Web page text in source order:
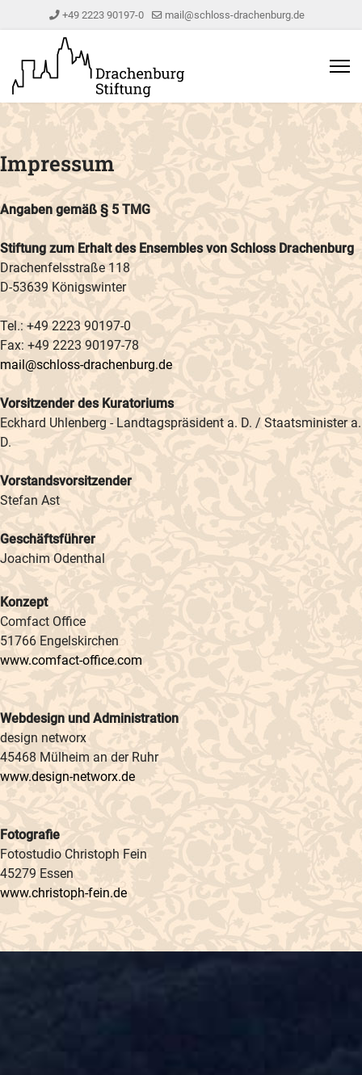
+49 2223 90197-0 mail@schloss-drachenburg.de
Impressum
Angaben gemäß § 5 TMG
Stiftung zum Erhalt des Ensembles von Schloss Drachenburg
Drachenfelsstraße 118
D-53639 Königswinter
Tel.: +49 2223 90197-0
Fax: +49 2223 90197-78
mail@schloss-drachenburg.de
Vorsitzender des Kuratoriums
Eckhard Uhlenberg - Landtagspräsident a. D. / Staatsminister a.
D.
Vorstandsvorsitzender
Stefan Ast
Geschäftsführer
Joachim Odenthal
Konzept
Comfact Office
51766 Engelskirchen
www.comfact-office.com
Webdesign und Administration
design networx
45468 Mülheim an der Ruhr
www.design-networx.de
Fotografie
Fotostudio Christoph Fein
45279 Essen
www.christoph-fein.de